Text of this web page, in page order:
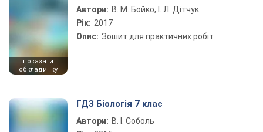
показати
обкладинку
Автори: В. М. Бойко, І. Л. Дітчук
Рік: 2017
Опис: Зошит для практичних робіт
ГДЗ Біологія 7 клас
Автори: В. І. Соболь